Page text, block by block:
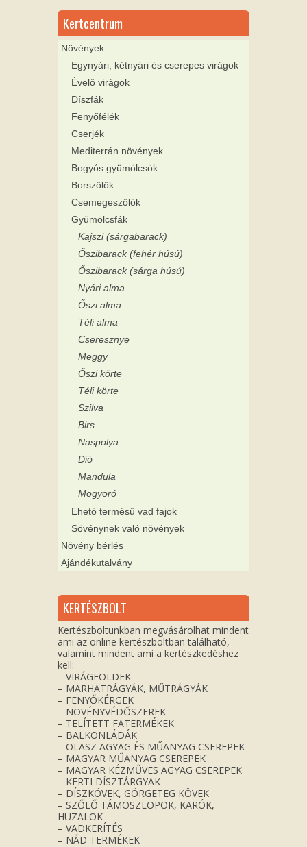
Kertcentrum
Növények
Egynyári, kétnyári és cserepes virágok
Évelő virágok
Díszfák
Fenyőfélék
Cserjék
Mediterrán növények
Bogyós gyümölcsök
Borszőlők
Csemegeszőlők
Gyümölcsfák
Kajszi (sárgabarack)
Őszibarack (fehér húsú)
Őszibarack (sárga húsú)
Nyári alma
Őszi alma
Téli alma
Cseresznye
Meggy
Őszi körte
Téli körte
Szilva
Birs
Naspolya
Dió
Mandula
Mogyoró
Ehető termésű vad fajok
Sövénynek való növények
Növény bérlés
Ajándékutalvány
KERTÉSZBOLT
Kertészboltunkban megvásárolhat mindent
ami az online kertészboltban található,
valamint mindent ami a kertészkedéshez
kell:
– VIRÁGFÖLDEK
– MARHATRÁGYÁK, MŰTRÁGYÁK
– FENYŐKÉRGEK
– NÖVÉNYVÉDŐSZEREK
– TELÍTETT FATERMÉKEK
– BALKONLÁDÁK
– OLASZ AGYAG ÉS MŰANYAG CSEREPEK
– MAGYAR MŰANYAG CSEREPEK
– MAGYAR KÉZMŰVES AGYAG CSEREPEK
– KERTI DÍSZTÁRGYAK
– DÍSZKÖVEK, GÖRGETEG KÖVEK
– SZŐLŐ TÁMOSZLOPOK, KARÓK,
HUZALOK
– VADKERÍTÉS
– NÁD TERMÉKEK